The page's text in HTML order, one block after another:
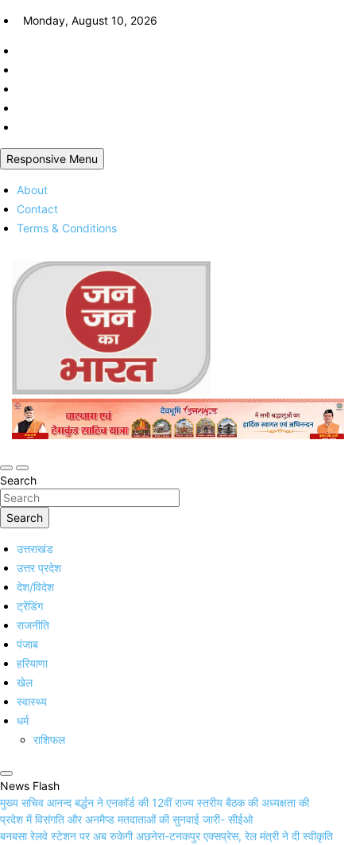
Skip
content
Monday, August 10, 2026
Responsive Menu
About
Contact
Terms & Conditions
Jan Jan Ka Bharat
Online Trending Hindi News Website
Search
Search
उत्तराखंड
उत्तर प्रदेश
देश/विदेश
ट्रेंडिंग
राजनीति
पंजाब
हरियाणा
खेल
स्वास्थ्य
धर्म
राशिफल
News Flash
मुख्य सचिव आनन्द बर्द्धन ने एनकॉर्ड की 12वीं राज्य स्तरीय बैठक की अध्यक्षता की
प्रदेश में विसंगति और अनमैप्ड मतदाताओं की सुनवाई जारी- सीईओ
बनबसा रेलवे स्टेशन पर अब रुकेगी अछनेरा-टनकपुर एक्सप्रेस, रेल मंत्री ने दी स्वीकृति